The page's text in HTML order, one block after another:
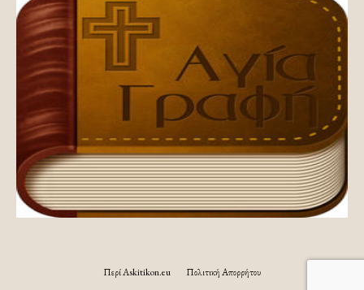
Περί Askitikon.eu Πολιτική Απορρήτου